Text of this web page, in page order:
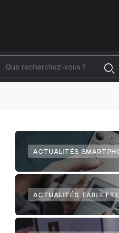
ACTUALITÉS
ACTUALITÉS